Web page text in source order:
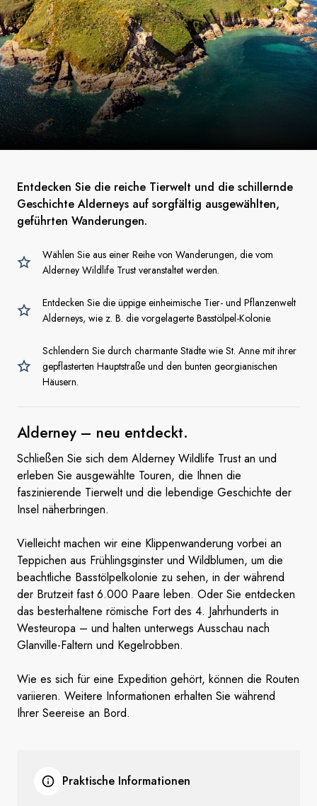
Entdecken Sie die reiche Tierwelt und die schillernde
Geschichte Alderneys auf sorgfältig ausgewählten,
geführten Wanderungen.
Wählen Sie aus einer Reihe von Wanderungen, die vom
Alderney Wildlife Trust veranstaltet werden.
Entdecken Sie die üppige einheimische Tier- und Pflanzenwelt
Alderneys, wie z. B. die vorgelagerte Basstölpel-Kolonie.
Schlendern Sie durch charmante Städte wie St. Anne mit ihrer
gepflasterten Hauptstraße und den bunten georgianischen
Häusern.
Alderney – neu entdeckt.
Schließen Sie sich dem Alderney Wildlife Trust an und
erleben Sie ausgewählte Touren, die Ihnen die
faszinierende Tierwelt und die lebendige Geschichte der
Insel näherbringen.
Vielleicht machen wir eine Klippenwanderung vorbei an
Teppichen aus Frühlingsginster und Wildblumen, um die
beachtliche Basstölpelkolonie zu sehen, in der während
der Brutzeit fast 6.000 Paare leben. Oder Sie entdecken
das besterhaltene römische Fort des 4. Jahrhunderts in
Westeuropa – und halten unterwegs Ausschau nach
Glanville-Faltern und Kegelrobben.
Wie es sich für eine Expedition gehört, können die Routen
variieren. Weitere Informationen erhalten Sie während
Ihrer Seereise an Bord.
Praktische Informationen